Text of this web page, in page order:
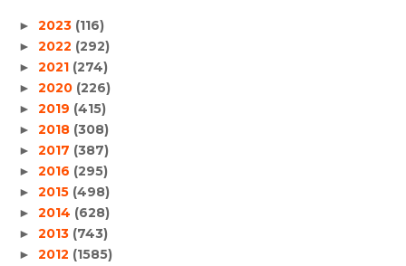
► 2023 (116)
► 2022 (292)
► 2021 (274)
► 2020 (226)
► 2019 (415)
► 2018 (308)
► 2017 (387)
► 2016 (295)
► 2015 (498)
► 2014 (628)
► 2013 (743)
► 2012 (1585)